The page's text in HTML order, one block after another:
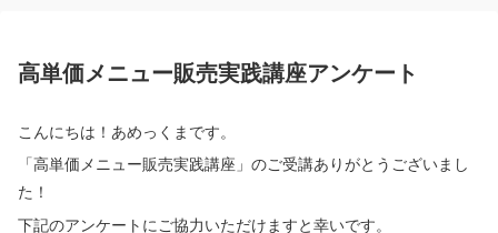
高単価メニュー販売実践講座アンケート
こんにちは！あめっくまです。
「高単価メニュー販売実践講座」のご受講ありがとうございまし
た！
下記のアンケートにご協力いただけますと幸いです。